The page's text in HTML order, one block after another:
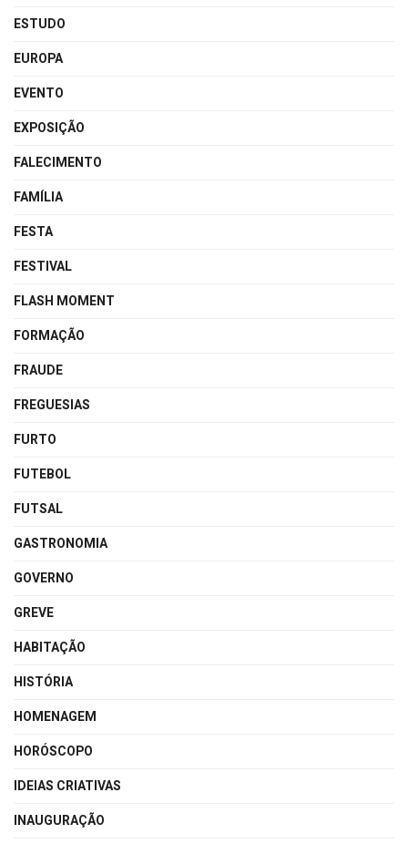
ESTUDO
EUROPA
EVENTO
EXPOSIÇÃO
FALECIMENTO
FAMÍLIA
FESTA
FESTIVAL
FLASH MOMENT
FORMAÇÃO
FRAUDE
FREGUESIAS
FURTO
FUTEBOL
FUTSAL
GASTRONOMIA
GOVERNO
GREVE
HABITAÇÃO
HISTÓRIA
HOMENAGEM
HORÓSCOPO
IDEIAS CRIATIVAS
INAUGURAÇÃO